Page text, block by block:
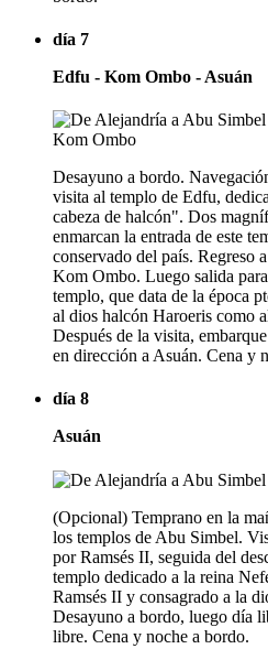
día 7
Edfu - Kom Ombo - Asuán
Desayuno a bordo.
visita al templo de Edfu,
cabeza de halcón". Dos
enmarcan la entrada de este
conservado del país. Regreso
Kom Ombo. Luego salida
templo, que data de la época
al dios halcón Haroeris como
Después de la visita,
en dirección a Asuán. Cena y
día 8
Asuán
(Opcional) Temprano en la
los templos de Abu Simbel.
por Ramsés II, seguida del
templo dedicado a la reina
Ramsés II y consagrado a la
Desayuno a bordo, luego día
libre. Cena y noche a bordo.